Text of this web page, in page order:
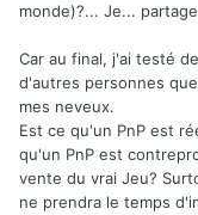
monde)?... Je...
Car au final, j'ai testé
d'autres personnes
mes neveux.
Est ce qu'un PnP est
qu'un PnP est
vente du vrai Jeu?
ne prendra le temps